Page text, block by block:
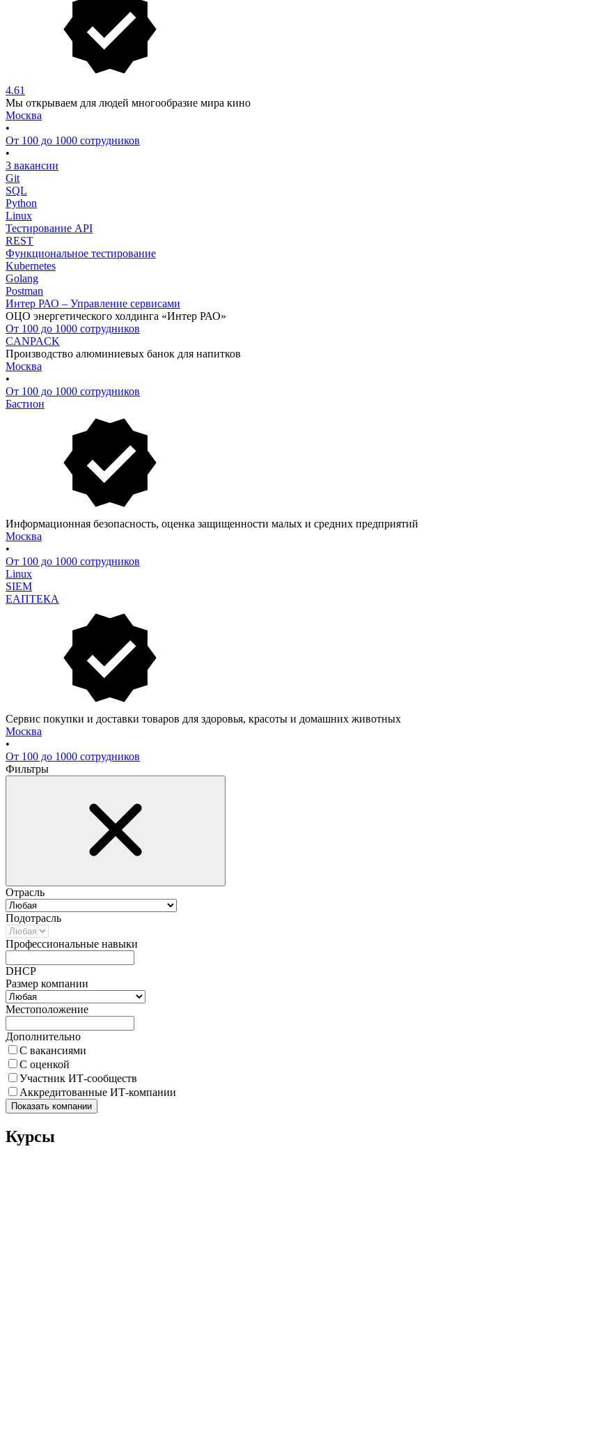
4.61
Мы открываем для людей многообразие мира кино
Москва
•
От 100 до 1000 сотрудников
•
3 вакансии
Git
SQL
Python
Linux
Тестирование API
REST
Функциональное тестирование
Kubernetes
Golang
Postman
Интер РАО – Управление сервисами
ОЦО энергетического холдинга «Интер РАО»
От 100 до 1000 сотрудников
CANPACK
Производство алюминиевых банок для напитков
Москва
•
От 100 до 1000 сотрудников
Бастион
Информационная безопасность, оценка защищенности малых и средних предприятий
Москва
•
От 100 до 1000 сотрудников
Linux
SIEM
ЕАПТЕКА
Сервис покупки и доставки товаров для здоровья, красоты и домашних животных
Москва
•
От 100 до 1000 сотрудников
Фильтры
Отрасль
Подотрасль
Профессиональные навыки
DHCP
Размер компании
Местоположение
Дополнительно
С вакансиями
С оценкой
Участник ИТ-сообществ
Аккредитованные ИТ-компании
Показать компании
Курсы